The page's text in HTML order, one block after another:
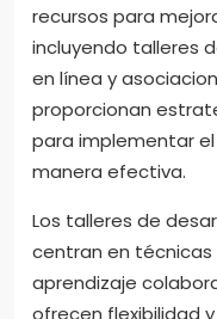
recursos para
incluyendo talleres
en línea y
proporcionan
para implementar
manera efectiva.
Los talleres de
centran en
aprendizaje
ofrecen flexibilidad